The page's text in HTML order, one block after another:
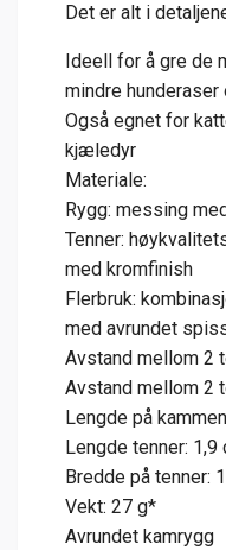
Det er alt i
Ideell for å gre de
mindre
Også egnet for
kjæledyr
Materiale:
Rygg: messing
Tenner:
med kromfinish
Flerbruk:
med avrundet
Avstand mellom 2
Avstand mellom 2
Lengde på
Lengde tenner: 1,9
Bredde på tenner:
Vekt: 27 g*
Avrundet kamrygg